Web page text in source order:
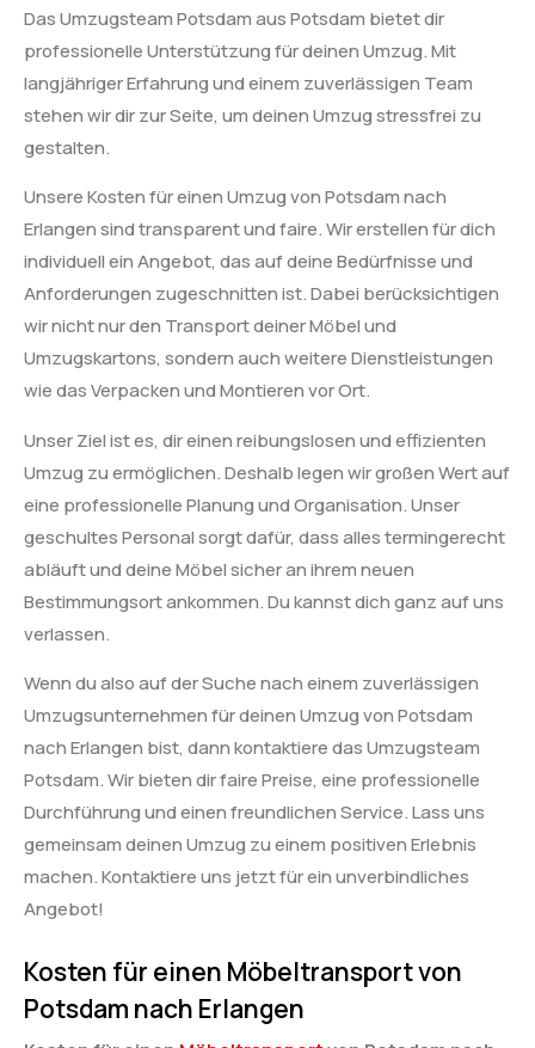
Das Umzugsteam Potsdam aus Potsdam bietet dir
professionelle Unterstützung für deinen Umzug. Mit
langjähriger Erfahrung und einem zuverlässigen Team
stehen wir dir zur Seite, um deinen Umzug stressfrei zu
gestalten.
Unsere Kosten für einen Umzug von Potsdam nach
Erlangen sind transparent und faire. Wir erstellen für dich
individuell ein Angebot, das auf deine Bedürfnisse und
Anforderungen zugeschnitten ist. Dabei berücksichtigen
wir nicht nur den Transport deiner Möbel und
Umzugskartons, sondern auch weitere Dienstleistungen
wie das Verpacken und Montieren vor Ort.
Unser Ziel ist es, dir einen reibungslosen und effizienten
Umzug zu ermöglichen. Deshalb legen wir großen Wert auf
eine professionelle Planung und Organisation. Unser
geschultes Personal sorgt dafür, dass alles termingerecht
abläuft und deine Möbel sicher an ihrem neuen
Bestimmungsort ankommen. Du kannst dich ganz auf uns
verlassen.
Wenn du also auf der Suche nach einem zuverlässigen
Umzugsunternehmen für deinen Umzug von Potsdam
nach Erlangen bist, dann kontaktiere das Umzugsteam
Potsdam. Wir bieten dir faire Preise, eine professionelle
Durchführung und einen freundlichen Service. Lass uns
gemeinsam deinen Umzug zu einem positiven Erlebnis
machen. Kontaktiere uns jetzt für ein unverbindliches
Angebot!
Kosten für einen Möbeltransport von
Potsdam nach Erlangen